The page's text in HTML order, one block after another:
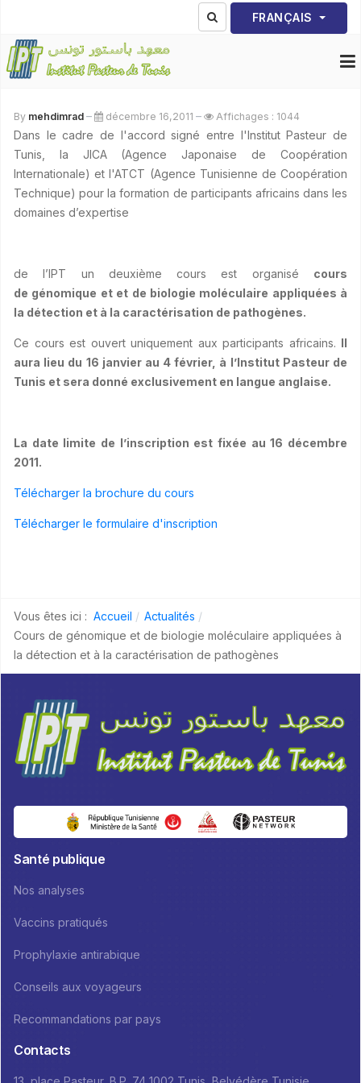
Sélectionnez votre
FRANÇAIS
By mehdimrad décembre 16,2011 Affichages : 1044
Dans le cadre de l'accord signé entre l'Institut Pasteur de
Tunis, la JICA (Agence Japonaise de Coopération
Internationale) et l'ATCT (Agence Tunisienne de Coopération
Technique) pour la formation de participants africains dans les
domaines d’expertise
de l’IPT un deuxième cours est organisé cours
de génomique et et de biologie moléculaire appliquées à
la détection et à la caractérisation de pathogènes.
Ce cours est ouvert uniquement aux participants africains. Il
aura lieu du 16 janvier au 4 février, à l’Institut Pasteur de
Tunis et sera donné exclusivement en langue anglaise.
La date limite de l’inscription est fixée au 16 décembre
2011.
Télécharger la brochure du cours
Télécharger le formulaire d'inscription
Vous êtes ici : Accueil
Actualités
Cours de génomique et de biologie moléculaire appliquées à
la détection et à la caractérisation de pathogènes
Santé publique
Nos analyses
Vaccins pratiqués
Prophylaxie antirabique
Conseils aux voyageurs
Recommandations par pays
Contacts